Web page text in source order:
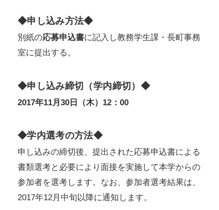
◆申し込み方法◆
別紙の応募申込書に記入し教務学生課・長町事務
室に提出する。
◆申し込み締切（学内締切）◆
2017年11月30日（木）12：00
◆学内選考の方法◆
申し込みの締切後、提出された応募申込書による
書類選考と必要により面接を実施して本学からの
参加者を選考します。なお、参加者選考結果は、
2017年12月中旬以降に通知します。